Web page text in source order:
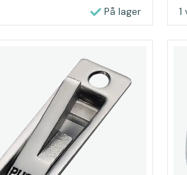
På lager 1